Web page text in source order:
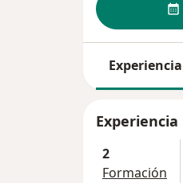
Experiencia
Experiencia
2
Formación